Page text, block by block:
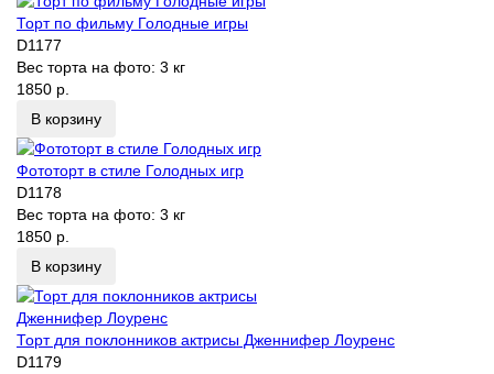
Торт по фильму Голодные игры
D1177
Вес торта на фото: 3 кг
1850 р.
В корзину
Фототорт в стиле Голодных игр
D1178
Вес торта на фото: 3 кг
1850 р.
В корзину
Торт для поклонников актрисы Дженнифер Лоуренс
D1179